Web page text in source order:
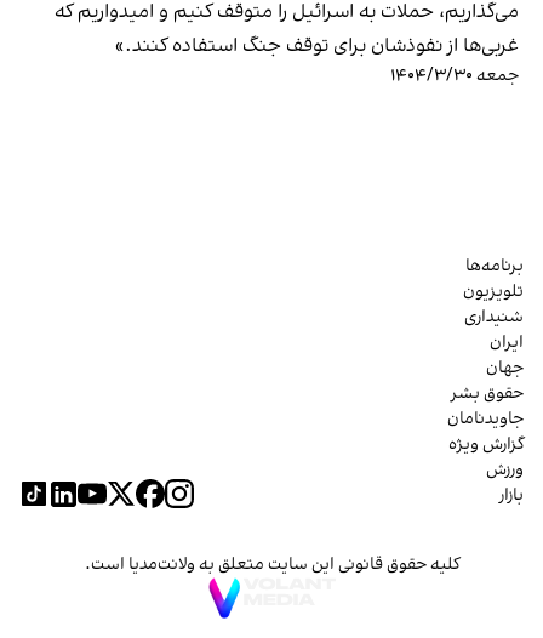
می‌گذاریم، حملات به اسرائیل را متوقف کنیم و امیدواریم که
غربی‌ها از نفوذشان برای توقف جنگ استفاده کنند.»
جمعه ۱۴۰۴/۳/۳۰
برنامه‌ها
تلویزیون
شنیداری
ایران
جهان
حقوق بشر
جاویدنامان
گزارش ویژه
ورزش
بازار
کلیه حقوق قانونی این سایت متعلق به ولانت‌مدیا است.